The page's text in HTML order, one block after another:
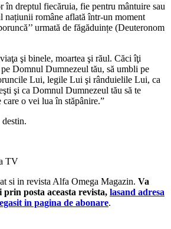
în dreptul fiecăruia, fie pentru mântuire sau
române aflată într-un moment
urmată de făgăduințe (Deuteronom
şi binele, moartea şi răul. Căci îţi
Domnul Dumnezeul tău, să umbli pe
Lui, legile Lui şi rânduielile Lui, ca
şi ca Domnul Dumnezeul tău să te
o vei lua în stăpânire.”
TV
si in revista Alfa Omega Magazin. Va
posta aceasta revista, lasand adresa
in pagina de abonare.